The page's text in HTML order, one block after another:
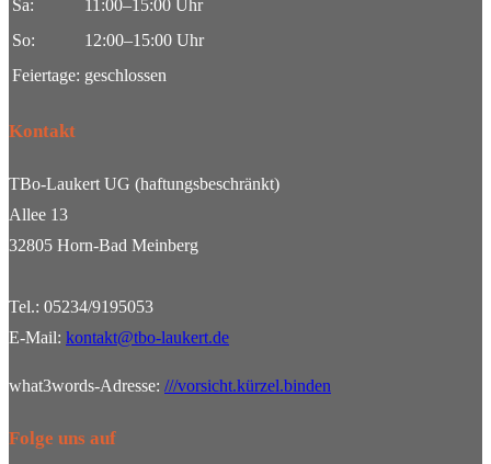
Sa:
11:00–15:00 Uhr
So:
12:00–15:00 Uhr
Feiertage: geschlossen
Kontakt
TBo-Laukert UG (haftungsbeschränkt)
Allee 13
32805 Horn-Bad Meinberg
Tel.: 05234/9195053
E-Mail: kontakt@tbo-laukert.de
what3words-Adresse: ///vorsicht.kürzel.binden
Folge uns auf